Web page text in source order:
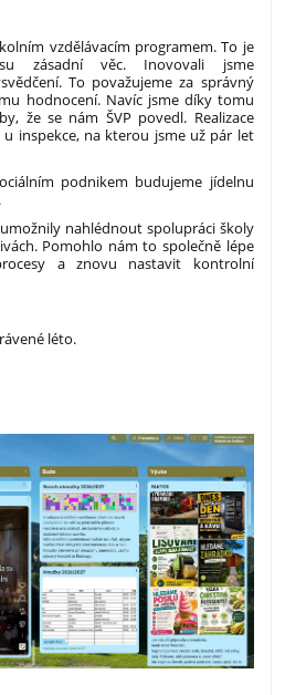
vzdělávacím programem. To je
zásadní věc. Inovovali jsme
To považujeme za správný
hodnocení. Navíc jsme díky tomu
že se nám ŠVP povedl. Realizace
u inspekce, na kterou jsme už pár let
podnikem budujeme jídelnu
nahlédnout spolupráci školy
Pomohlo nám to společně lépe
a znovu nastavit kontrolní
léto.